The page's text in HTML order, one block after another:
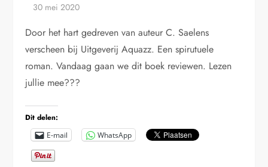
Door het hart gedreven van auteur C. Saelens
verscheen bij Uitgeverij Aquazz. Een spirutuele
roman. Vandaag gaan we dit boek reviewen. Lezen
jullie mee???
Dit delen:
E-mail WhatsApp